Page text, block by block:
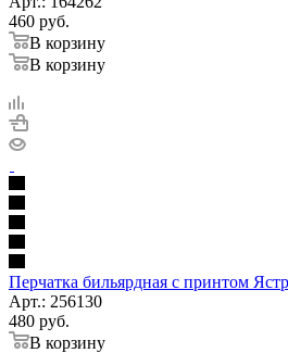
460 руб.
В корзину
В корзину
Перчатка бильярдная с принтом
Арт.: 256130
480 руб.
В корзину